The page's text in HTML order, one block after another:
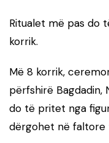
Ritualet më pas do
korrik.
Më 8 korrik,
përfshirë Bagdadin,
do të pritet nga
dërgohet në faltore